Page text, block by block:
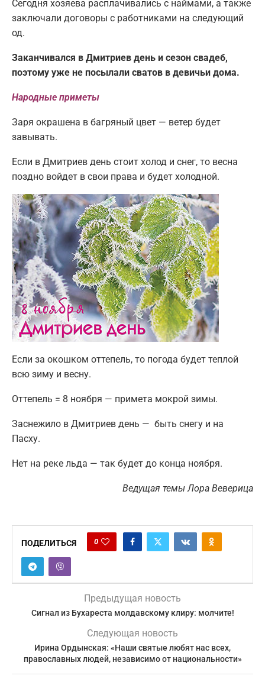
Сегодня хозяева расплачивались с наймами, а также
заключали договоры с работниками на следующий
од.
Заканчивался в Дмитриев день и сезон свадеб,
поэтому уже не посылали сватов в девичьи дома.
Народные приметы
Заря окрашена в багряный цвет — ветер будет
завывать.
Если в Дмитриев день стоит холод и снег, то весна
поздно войдет в свои права и будет холодной.
Если за окошком оттепель, то погода будет теплой
всю зиму и весну.
Оттепель = 8 ноября — примета мокрой зимы.
Заснежило в Дмитриев день — быть снегу и на
Пасху.
Нет на реке льда — так будет до конца ноября.
Ведущая темы Лора Веверица
ПОДЕЛИТЬСЯ 0
Предыдущая новость
Сигнал из Бухареста молдавскому клиру: молчите!
Следующая новость
Ирина Ордынская: «Наши святые любят нас всех,
православных людей, независимо от национальности»